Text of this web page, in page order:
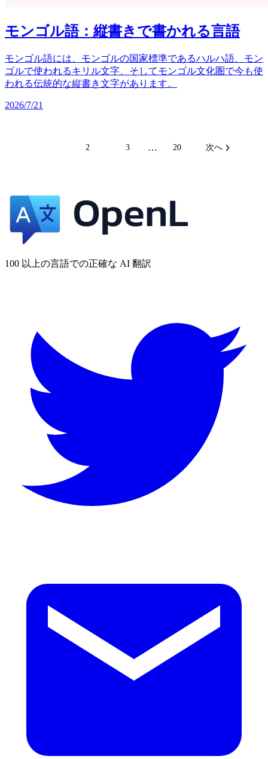
モンゴル語：縦書きで書かれる言語
モンゴル語には、モンゴルの国家標準であるハルハ語、モン
ゴルで使われるキリル文字、そしてモンゴル文化圏で今も使
われる伝統的な縦書き文字があります。
2026/7/21
2 3 … 20 次へ
100 以上の言語での正確な AI 翻訳